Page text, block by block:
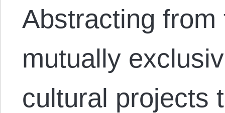
Abstracting
mutually
cultural projects